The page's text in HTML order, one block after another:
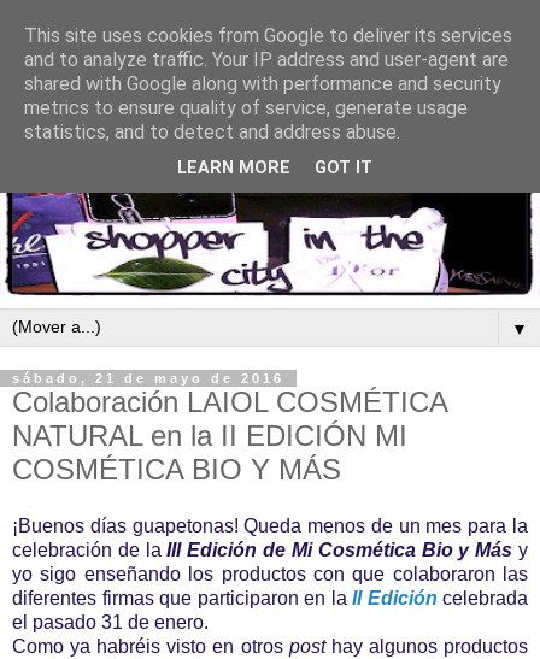
▼
sábado, 21 de mayo de 2016
Colaboración LAIOL COSMÉTICA
NATURAL en la II EDICIÓN MI
COSMÉTICA BIO Y MÁS
¡Buenos días guapetonas! Queda menos de un mes para la
celebración de laIII Edición de Mi Cosmética Bio y Más y
yo sigo enseñando los productos con que colaboraron las
diferentes firmas que participaron en la II Edición celebrada
el pasado 31 de enero.
Como ya habréis visto en otros posthay algunos productos
This site uses cookies from Google to deliver its services
and to analyze traffic. Your IP address and user-agent are
shared with Google along with performance and security
metrics to ensure quality of service, generate usage
statistics, and to detect and address abuse.
LEARN MORE GOT IT